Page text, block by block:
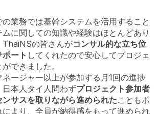
の業務では基幹システムを活用すること
に関しての知識や経験はほとんどあり
ThaiNSの皆さんがコンサル的な立ち位
ート してくれたので安心してプロジェ
できました。
ージャー以上が参加する月1回の進捗
本人タイ人問わずプロジェクト参加者
サスを取りながら進められたこともポ
より、全員が納得感をもって進められ